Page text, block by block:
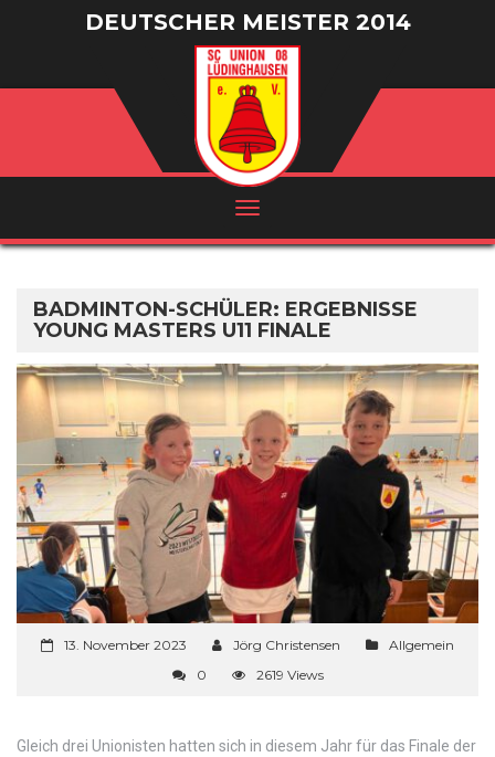
DEUTSCHER MEISTER 2014
/ VIZEMEISTER 2016
BADMINTON-SCHÜLER: ERGEBNISSE
YOUNG MASTERS U11 FINALE
13. November 2023 Jörg Christensen
Allgemein
0
2619 Views
Gleich drei Unionisten hatten sich in diesem Jahr für das Finale der